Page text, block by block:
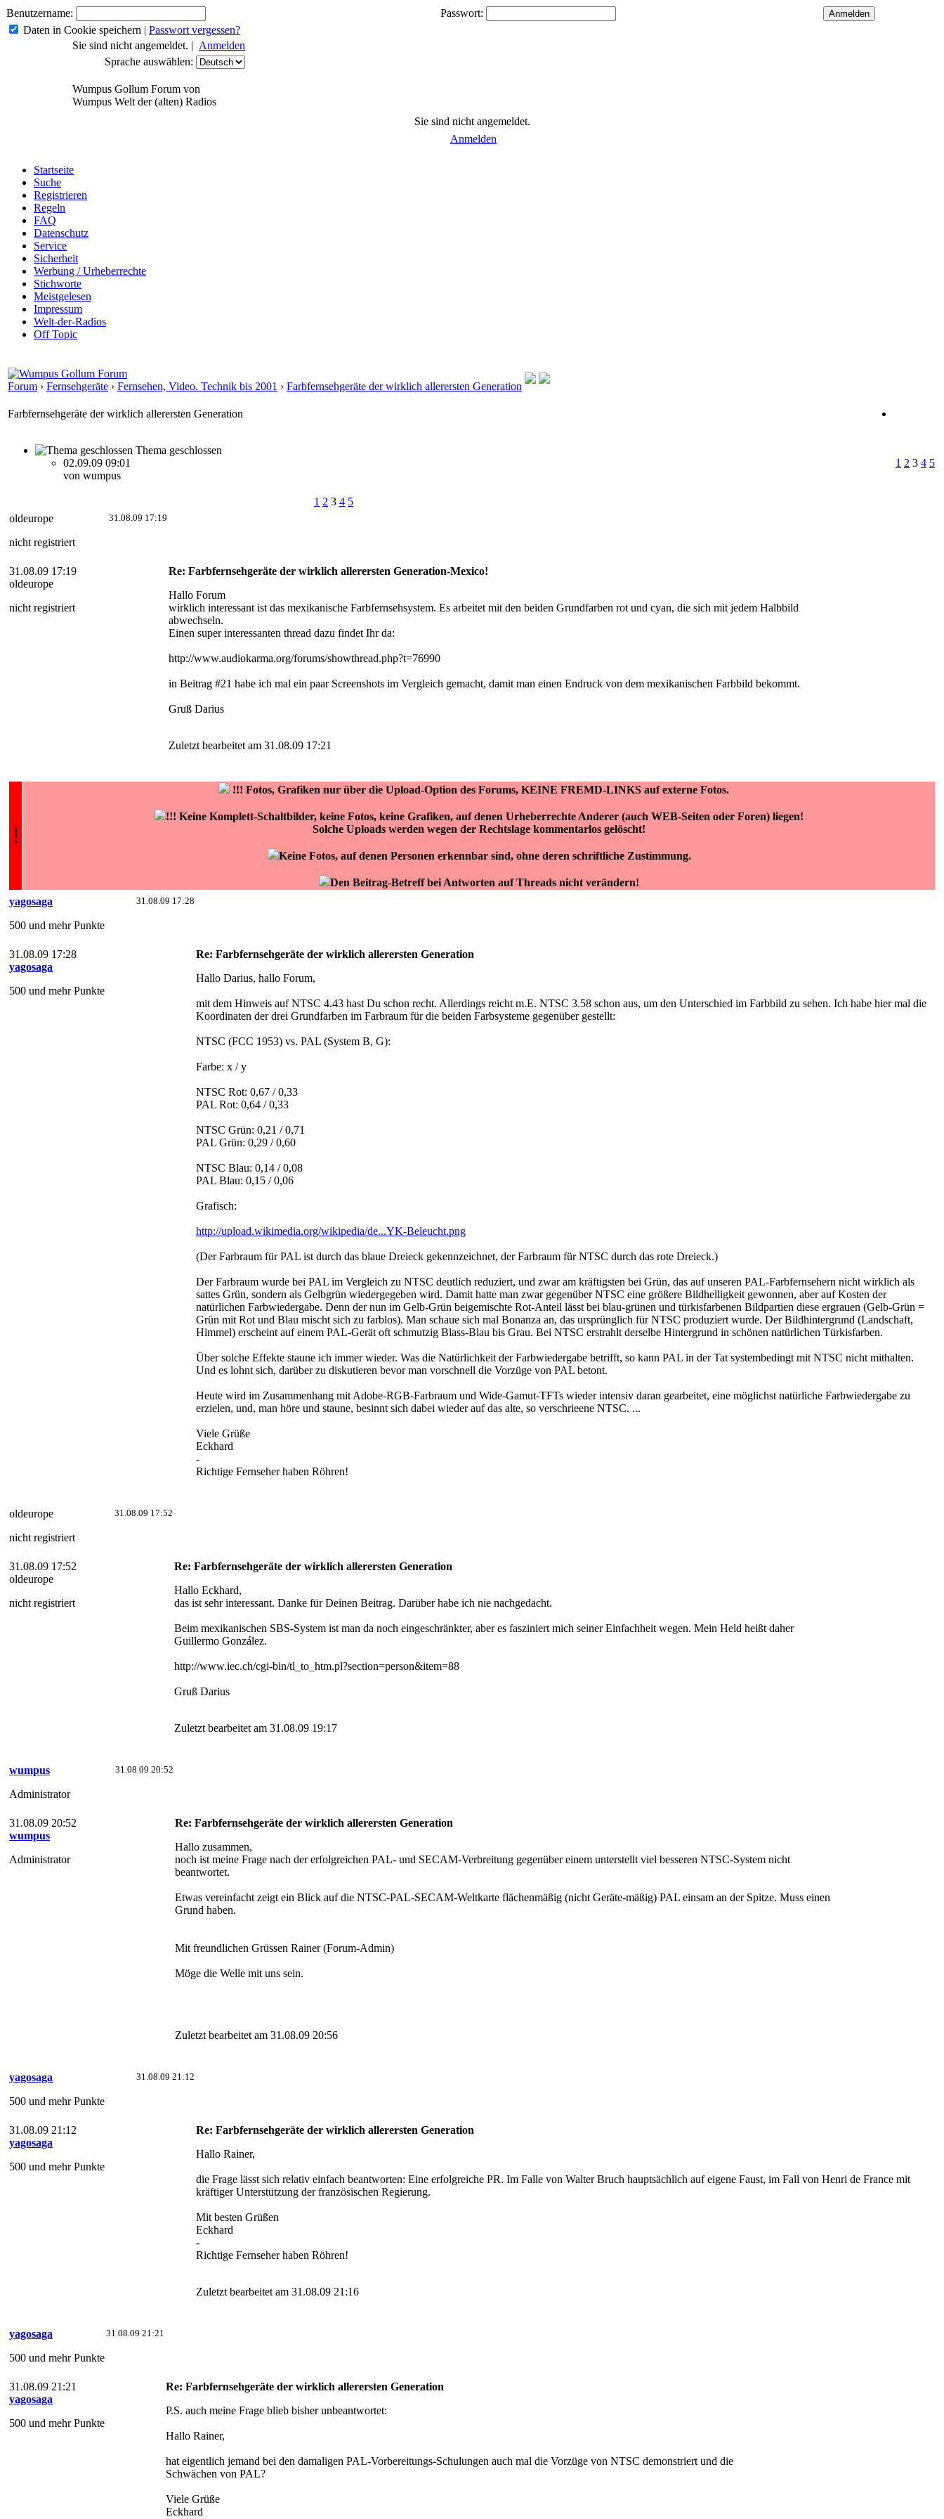
Benutzername:
Passwort:
Daten in Cookie speichern | Passwort vergessen?
Sie sind nicht angemeldet. | Anmelden
Sprache auswählen:
Wumpus Gollum Forum von
Wumpus Welt der (alten) Radios
Sie sind nicht angemeldet.
Anmelden
Startseite
Suche
Registrieren
Regeln
FAQ
Datenschutz
Service
Sicherheit
Werbung / Urheberrechte
Stichworte
Meistgelesen
Impressum
Welt-der-Radios
Off Topic
Forum › Fernsehgeräte › Fernsehen, Video. Technik bis 2001 › Farbfernsehgeräte der wirklich allerersten Generation
Farbfernsehgeräte der wirklich allerersten Generation
Thema geschlossen
02.09.09 09:01
von wumpus
1 2 3 4 5
1 2 3 4 5
31.08.09 17:19
oldeurope
nicht registriert
31.08.09 17:19
oldeurope
nicht registriert
Re: Farbfernsehgeräte der wirklich allerersten Generation-Mexico!
Hallo Forum
wirklich interessant ist das mexikanische Farbfernsehsystem. Es arbeitet mit den beiden Grundfarben rot und cyan, die sich mit jedem Halbbild
abwechseln.
Einen super interessanten thread dazu findet Ihr da:
http://www.audiokarma.org/forums/showthread.php?t=76990
in Beitrag #21 habe ich mal ein paar Screenshots im Vergleich gemacht, damit man einen Endruck von dem mexikanischen Farbbild bekommt.
Gruß Darius
Zuletzt bearbeitet am 31.08.09 17:21
!
!!! Fotos, Grafiken nur über die Upload-Option des Forums, KEINE FREMD-LINKS auf externe Fotos.
!!! Keine Komplett-Schaltbilder, keine Fotos, keine Grafiken, auf denen Urheberrechte Anderer (auch WEB-Seiten oder Foren) liegen!
Solche Uploads werden wegen der Rechtslage kommentarlos gelöscht!
Keine Fotos, auf denen Personen erkennbar sind, ohne deren schriftliche Zustimmung.
Den Beitrag-Betreff bei Antworten auf Threads nicht verändern!
31.08.09 17:28
yagosaga
500 und mehr Punkte
31.08.09 17:28
yagosaga
500 und mehr Punkte
Re: Farbfernsehgeräte der wirklich allerersten Generation
Hallo Darius, hallo Forum,
mit dem Hinweis auf NTSC 4.43 hast Du schon recht. Allerdings reicht m.E. NTSC 3.58 schon aus, um den Unterschied im Farbbild zu sehen. Ich habe hier mal die
Koordinaten der drei Grundfarben im Farbraum für die beiden Farbsysteme gegenüber gestellt:
NTSC (FCC 1953) vs. PAL (System B, G):
Farbe: x / y
NTSC Rot: 0,67 / 0,33
PAL Rot: 0,64 / 0,33
NTSC Grün: 0,21 / 0,71
PAL Grün: 0,29 / 0,60
NTSC Blau: 0,14 / 0,08
PAL Blau: 0,15 / 0,06
Grafisch:
http://upload.wikimedia.org/wikipedia/de...YK-Beleucht.png
(Der Farbraum für PAL ist durch das blaue Dreieck gekennzeichnet, der Farbraum für NTSC durch das rote Dreieck.)
Der Farbraum wurde bei PAL im Vergleich zu NTSC deutlich reduziert, und zwar am kräftigsten bei Grün, das auf unseren PAL-Farbfernsehern nicht wirklich als
sattes Grün, sondern als Gelbgrün wiedergegeben wird. Damit hatte man zwar gegenüber NTSC eine größere Bildhelligkeit gewonnen, aber auf Kosten der
natürlichen Farbwiedergabe. Denn der nun im Gelb-Grün beigemischte Rot-Anteil lässt bei blau-grünen und türkisfarbenen Bildpartien diese ergrauen (Gelb-Grün =
Grün mit Rot und Blau mischt sich zu farblos). Man schaue sich mal Bonanza an, das ursprünglich für NTSC produziert wurde. Der Bildhintergrund (Landschaft,
Himmel) erscheint auf einem PAL-Gerät oft schmutzig Blass-Blau bis Grau. Bei NTSC erstrahlt derselbe Hintergrund in schönen natürlichen Türkisfarben.
Über solche Effekte staune ich immer wieder. Was die Natürlichkeit der Farbwiedergabe betrifft, so kann PAL in der Tat systembedingt mit NTSC nicht mithalten.
Und es lohnt sich, darüber zu diskutieren bevor man vorschnell die Vorzüge von PAL betont.
Heute wird im Zusammenhang mit Adobe-RGB-Farbraum und Wide-Gamut-TFTs wieder intensiv daran gearbeitet, eine möglichst natürliche Farbwiedergabe zu
erzielen, und, man höre und staune, besinnt sich dabei wieder auf das alte, so verschrieene NTSC. ...
Viele Grüße
Eckhard
-
Richtige Fernseher haben Röhren!
31.08.09 17:52
oldeurope
nicht registriert
31.08.09 17:52
oldeurope
nicht registriert
Re: Farbfernsehgeräte der wirklich allerersten Generation
Hallo Eckhard,
das ist sehr interessant. Danke für Deinen Beitrag. Darüber habe ich nie nachgedacht.
Beim mexikanischen SBS-System ist man da noch eingeschränkter, aber es fasziniert mich seiner Einfachheit wegen. Mein Held heißt daher
Guillermo González.
http://www.iec.ch/cgi-bin/tl_to_htm.pl?section=person&item=88
Gruß Darius
Zuletzt bearbeitet am 31.08.09 19:17
31.08.09 20:52
wumpus
Administrator
31.08.09 20:52
wumpus
Administrator
Re: Farbfernsehgeräte der wirklich allerersten Generation
Hallo zusammen,
noch ist meine Frage nach der erfolgreichen PAL- und SECAM-Verbreitung gegenüber einem unterstellt viel besseren NTSC-System nicht
beantwortet.
Etwas vereinfacht zeigt ein Blick auf die NTSC-PAL-SECAM-Weltkarte flächenmäßig (nicht Geräte-mäßig) PAL einsam an der Spitze. Muss einen
Grund haben.
Mit freundlichen Grüssen Rainer (Forum-Admin)
Möge die Welle mit uns sein.
Zuletzt bearbeitet am 31.08.09 20:56
31.08.09 21:12
yagosaga
500 und mehr Punkte
31.08.09 21:12
yagosaga
500 und mehr Punkte
Re: Farbfernsehgeräte der wirklich allerersten Generation
Hallo Rainer,
die Frage lässt sich relativ einfach beantworten: Eine erfolgreiche PR. Im Falle von Walter Bruch hauptsächlich auf eigene Faust, im Fall von Henri de France mit
kräftiger Unterstützung der französischen Regierung.
Mit besten Grüßen
Eckhard
-
Richtige Fernseher haben Röhren!
Zuletzt bearbeitet am 31.08.09 21:16
31.08.09 21:21
yagosaga
500 und mehr Punkte
31.08.09 21:21
yagosaga
500 und mehr Punkte
Re: Farbfernsehgeräte der wirklich allerersten Generation
P.S. auch meine Frage blieb bisher unbeantwortet:
Hallo Rainer,
hat eigentlich jemand bei den damaligen PAL-Vorbereitungs-Schulungen auch mal die Vorzüge von NTSC demonstriert und die
Schwächen von PAL?
Viele Grüße
Eckhard